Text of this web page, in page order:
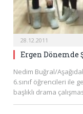
28.12.2011
Ergen Dönemde
Nedim Buğral/
6.sınıf öğrencileri ile
başlıklı drama